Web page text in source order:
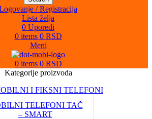
/ Registracija
Lista želja
0 Uporedi
0 items 0 RSD
Meni
0 items 0 RSD
Kategorije proizvoda
I FIKSNI TELEFONI
TELEFONI TAČ
– SMART